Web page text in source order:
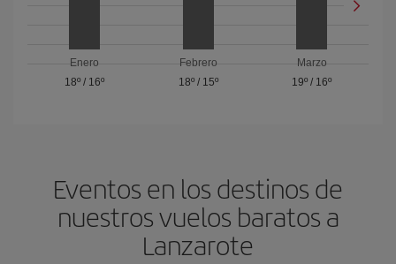
Enero
18º/ 16º
Febrero
18º/ 15º
Marzo
19º / 16º
Eventos en los destinos de
nuestros vuelos baratos a
Lanzarote